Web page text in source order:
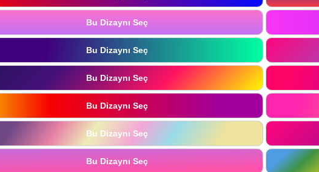
Bu Dizaynı Seç
Bu Dizaynı Seç
Bu Dizaynı Seç
Bu Dizaynı Seç
Bu Dizaynı Seç
Bu Dizaynı Seç